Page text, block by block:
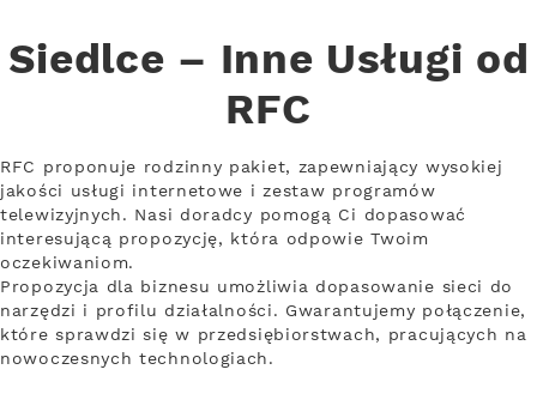
Siedlce – Inne Usługi od
RFC
RFC proponuje rodzinny pakiet, zapewniający wysokiej
jakości usługi internetowe i zestaw programów
telewizyjnych. Nasi doradcy pomogą Ci dopasować
interesującą propozycję, która odpowie Twoim
oczekiwaniom.
Propozycja dla biznesu umożliwia dopasowanie sieci do
narzędzi i profilu działalności. Gwarantujemy połączenie,
które sprawdzi się w przedsiębiorstwach, pracujących na
nowoczesnych technologiach.